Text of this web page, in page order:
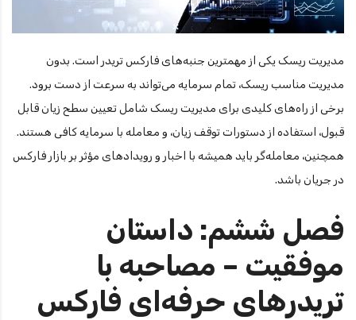
مدیریت ریسک یکی از مهمترین جنبه‌های فارکس تریدر است. بدون
مدیریت مناسب ریسک، تمام سرمایه می‌تواند به سرعت از دست برود.
برخی از راه‌های کلیدی برای مدیریت ریسک شامل تعیین سطح زیان قابل
قبول، استفاده از دستورات توقف زیان، و معامله با سرمایه کافی هستند.
همچنین، معامله‌گر باید همیشه با اخبار و رویدادهای مؤثر بر بازار فارکس
در جریان باشد.
فصل ششم: داستان
موفقیت – مصاحبه با
تریدرهای حرفه‌ای فارکس